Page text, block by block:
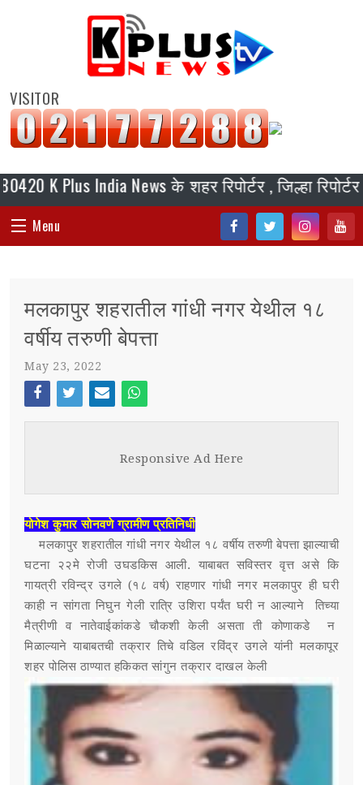
VISITOR
Plus India News के शहर रिपोर्टर , जिल्हा रिपोर्टर,
Menu
ok
am
संपादकीय
स्पर्धा परीक्षा
SUB MENU 3
PARENTAL MENU
PARENTAL MENU
PARENTAL MENU
PARENTAL MENU
SUB MENU 4
मलकापुर शहरातील गांधी नगर येथील १८
वर्षीय तरुणी बेपत्ता
May 23, 2022
Face
Twi
Ema
Wh
Responsive Ad Here
योगेश कुमार सोनवणे ग्रामीण प्रतिनिधी
मलकापुर शहरातील गांधी नगर येथील १८ वर्षीय तरुणी बेपत्ता झाल्याची
घटना २२मे रोजी उघडकिस आली. याबाबत सविस्तर वृत्त असे कि
गायत्री रविन्द्र उगले (१८ वर्ष) राहणार गांधी नगर मलकापुर ही घरी
काही न सांगता निघुन गेली रात्रि उशिरा पर्यंत घरी न आल्याने तिच्या
मैत्रीणी व नातेवाईकांकडे चौकशी केली असता ती कोणाकडे न
मिळाल्याने याबाबतची तक्रार तिचे वडिल रविंद्र उगले यांनी मलकापूर
शहर पोलिस ठाण्यात हकिकत सांगुन तक्रार दाखल केली